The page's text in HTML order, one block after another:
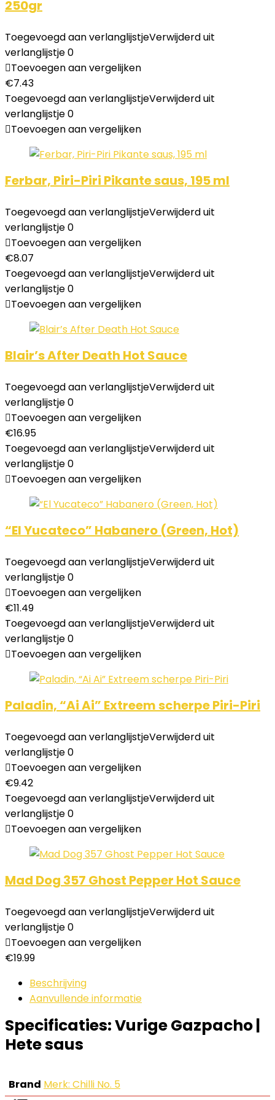
250gr
Toegevoegd aan verlanglijstjeVerwijderd uit
verlanglijstje0
Toevoegen aan vergelijken
€7.43
Toegevoegd aan verlanglijstjeVerwijderd uit
verlanglijstje0
Toevoegen aan vergelijken
Ferbar, Piri-Piri Pikante saus, 195 ml
Toegevoegd aan verlanglijstjeVerwijderd uit
verlanglijstje0
Toevoegen aan vergelijken
€8.07
Toegevoegd aan verlanglijstjeVerwijderd uit
verlanglijstje0
Toevoegen aan vergelijken
Blair’s After Death Hot Sauce
Toegevoegd aan verlanglijstjeVerwijderd uit
verlanglijstje0
Toevoegen aan vergelijken
€16.95
Toegevoegd aan verlanglijstjeVerwijderd uit
verlanglijstje0
Toevoegen aan vergelijken
“El Yucateco” Habanero (Green, Hot)
Toegevoegd aan verlanglijstjeVerwijderd uit
verlanglijstje0
Toevoegen aan vergelijken
€11.49
Toegevoegd aan verlanglijstjeVerwijderd uit
verlanglijstje0
Toevoegen aan vergelijken
Paladin, “Ai Ai” Extreem scherpe Piri-Piri
Toegevoegd aan verlanglijstjeVerwijderd uit
verlanglijstje0
Toevoegen aan vergelijken
€9.42
Toegevoegd aan verlanglijstjeVerwijderd uit
verlanglijstje0
Toevoegen aan vergelijken
Mad Dog 357 Ghost Pepper Hot Sauce
Toegevoegd aan verlanglijstjeVerwijderd uit
verlanglijstje0
Toevoegen aan vergelijken
€19.99
Beschrijving
Aanvullende informatie
Specificaties:Vurige Gazpacho |
Hete saus
Brand Merk: Chilli No. 5